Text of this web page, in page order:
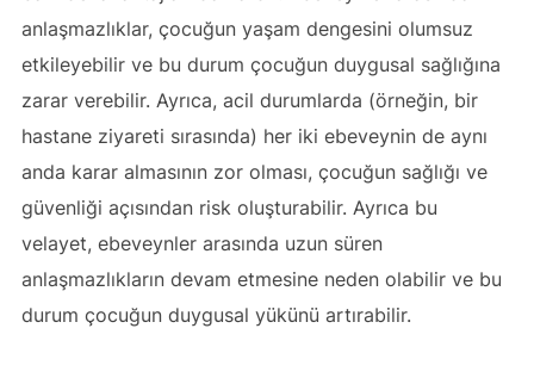
anlaşmazlıklar, çocuğun yaşam dengesini olumsuz
etkileyebilir ve bu durum çocuğun duygusal sağlığına
zarar verebilir. Ayrıca, acil durumlarda (örneğin, bir
hastane ziyareti sırasında) her iki ebeveynin de aynı
anda karar almasının zor olması, çocuğun sağlığı ve
güvenliği açısından risk oluşturabilir. Ayrıca bu
velayet, ebeveynler arasında uzun süren
anlaşmazlıkların devam etmesine neden olabilir ve bu
durum çocuğun duygusal yükünü artırabilir.